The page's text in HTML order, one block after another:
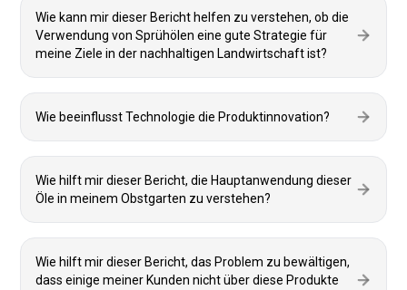
Wie kann mir dieser Bericht helfen zu verstehen, ob die
Verwendung von Sprühölen eine gute Strategie für
meine Ziele in der nachhaltigen Landwirtschaft ist?
Wie beeinflusst Technologie die Produktinnovation?
Wie hilft mir dieser Bericht, die Hauptanwendung dieser
Öle in meinem Obstgarten zu verstehen?
Wie hilft mir dieser Bericht, das Problem zu bewältigen,
dass einige meiner Kunden nicht über diese Produkte